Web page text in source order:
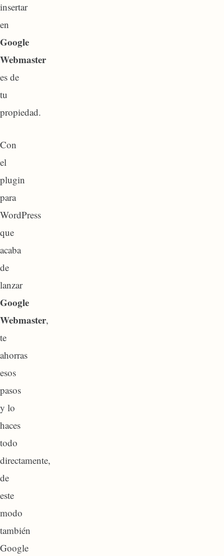
insertar
en
Google
Webmaster
es de
tu
propiedad.
Con
el
plugin
para
WordPress
que
acaba
de
lanzar
Google
Webmaster,
te
ahorras
esos
pasos
y lo
haces
todo
directamente,
de
este
modo
también
Google